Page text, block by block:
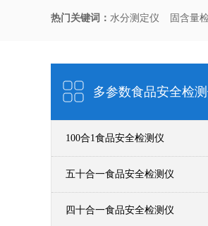
热门关键词： 水分测定仪 固含量
多参数食品安全检
100合1食品安全检测仪
五十合一食品安全检测仪
四十合一食品安全检测仪